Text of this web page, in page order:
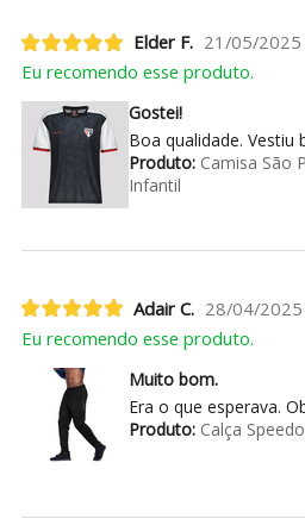
Elder F. 21/05/2025
Eu recomendo esse produto.
Gostei!
Boa qualidade. Vestiu
Produto:Camisa São
Infantil
Adair C. 28/04/2025
Eu recomendo esse produto.
Muito bom.
Era o que esperava.
Produto:Calça